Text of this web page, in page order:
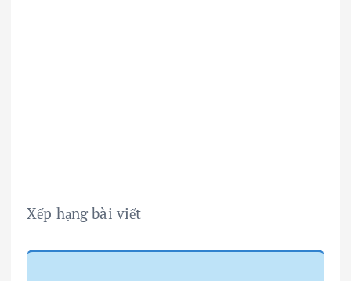
Xếp hạng bài viết